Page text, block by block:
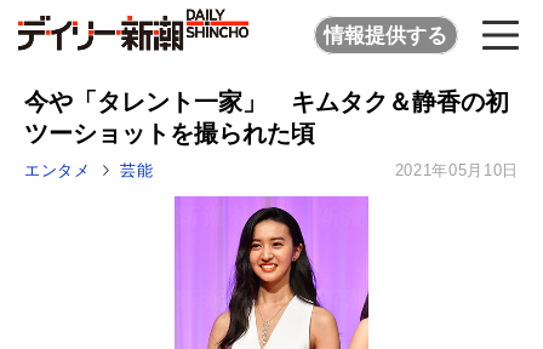
情報提供する
今や「タレント一家」 キムタク＆静香の初
ツーショットを撮られた頃
エンタメ 芸能 2021年05月10日